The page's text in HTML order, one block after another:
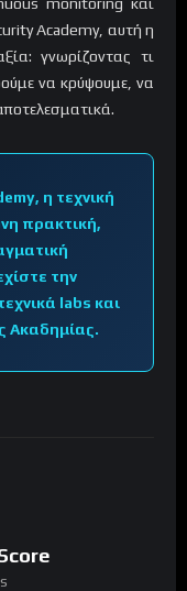
Academy, αυτή η
γνωρίζοντας τι
να κρύψουμε, να
η τεχνική
πρακτική,
την
labs και
Ακαδημίας.